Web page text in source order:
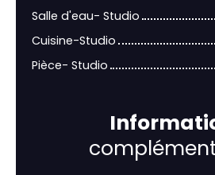
Salle d'eau- Studio
Cuisine-Studio
Pièce- Studio